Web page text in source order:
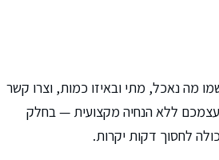
מה נאכל, מתי ובאיזו כמות, וצרו קשר
עצמכם ללא הנחיה מקצועית — בחלק
לחסוך דקות יקרות.